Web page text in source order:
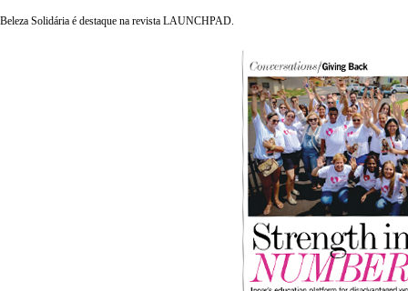
Beleza Solidária é destaque na revista LAUNCHPAD.